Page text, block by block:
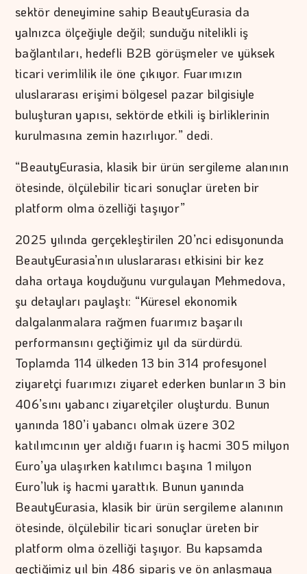
sektör deneyimine sahip BeautyEurasia da
yalnızca ölçeğiyle değil; sunduğu nitelikli iş
bağlantıları, hedefli B2B görüşmeler ve yüksek
ticari verimlilik ile öne çıkıyor. Fuarımızın
uluslararası erişimi bölgesel pazar bilgisiyle
buluşturan yapısı, sektörde etkili iş birliklerinin
kurulmasına zemin hazırlıyor.” dedi.
“BeautyEurasia, klasik bir ürün sergileme alanının
ötesinde, ölçülebilir ticari sonuçlar üreten bir
platform olma özelliği taşıyor”
2025 yılında gerçekleştirilen 20’nci edisyonunda
BeautyEurasia’nın uluslararası etkisini bir kez
daha ortaya koyduğunu vurgulayan Mehmedova,
şu detayları paylaştı: “Küresel ekonomik
dalgalanmalara rağmen fuarımız başarılı
performansını geçtiğimiz yıl da sürdürdü.
Toplamda 114 ülkeden 13 bin 314 profesyonel
ziyaretçi fuarımızı ziyaret ederken bunların 3 bin
406’sını yabancı ziyaretçiler oluşturdu. Bunun
yanında 180’i yabancı olmak üzere 302
katılımcının yer aldığı fuarın iş hacmi 305 milyon
Euro’ya ulaşırken katılımcı başına 1 milyon
Euro’luk iş hacmi yarattık. Bunun yanında
BeautyEurasia, klasik bir ürün sergileme alanının
ötesinde, ölçülebilir ticari sonuçlar üreten bir
platform olma özelliği taşıyor. Bu kapsamda
geçtiğimiz yıl bin 486 sipariş ve ön anlaşmaya